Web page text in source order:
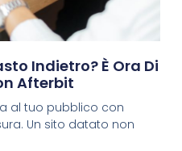
Indietro? È Ora Di
Afterbit
al tuo pubblico con
Un sito datato non